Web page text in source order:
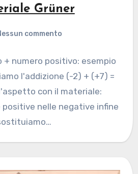
Grüner
commento
+ numero positivo: esempio
l'addizione (-2) + (+7) =
con il materiale:
positive nelle negative infine